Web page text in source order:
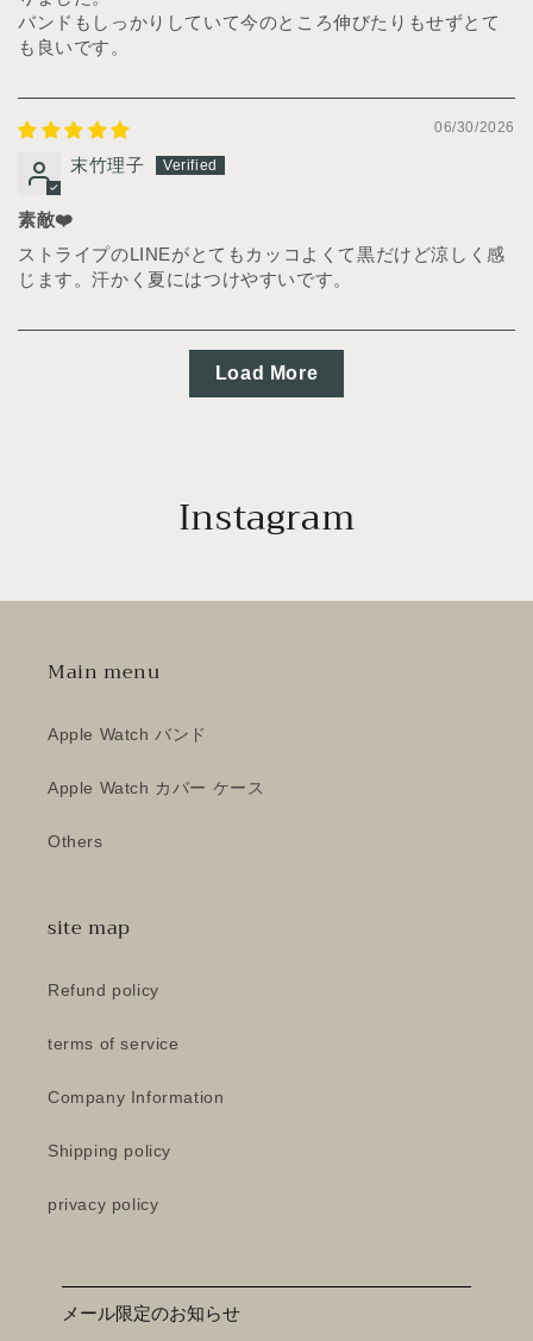
バンドもしっかりしていて今のところ伸びたりもせずとて
も良いです。
06/30/2026
末竹理子
素敵❤️
ストライプのLINEがとてもカッコよくて黒だけど涼しく感
じます。汗かく夏にはつけやすいです。
Load More
Instagram
Main menu
Apple Watch バンド
Apple Watch カバー ケース
Others
site map
Refund policy
terms of service
Company Information
Shipping policy
privacy policy
メール限定のお知らせ